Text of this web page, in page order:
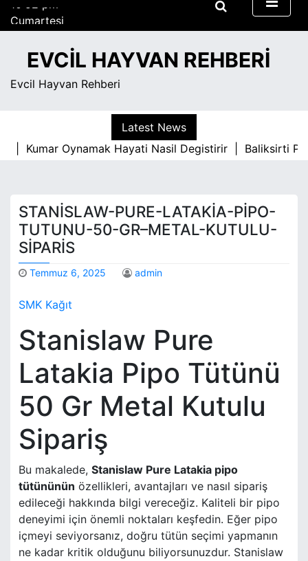
Cumartesi
Ağustos 8, 2026
10:52 pm
EVCIL HAYVAN REHBERI
Evcil Hayvan Rehberi
Latest News
Kumar Oynamak Hayati Nasil Degistirir | Baliksirti
STANISLAW-PURE-LATAKIA-PIPO-
TUTUNU-50-GR–METAL-KUTULU-
SIPARIS
Temmuz 6, 2025 admin
SMK Kağıt
Stanislaw Pure
Latakia Pipo Tütünü
50 Gr Metal Kutulu
Sipariş
Bu makalede, Stanislaw Pure Latakia pipo
tütününün özellikleri, avantajları ve nasıl sipariş
edileceği hakkında bilgi vereceğiz. Kaliteli bir pipo
deneyimi için önemli noktaları keşfedin. Eğer pipo
içmeyi seviyorsanız, doğru tütün seçimi yapmanın
ne kadar kritik olduğunu biliyorsunuzdur. Stanislaw